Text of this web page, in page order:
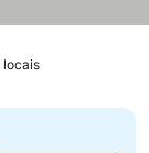
locais